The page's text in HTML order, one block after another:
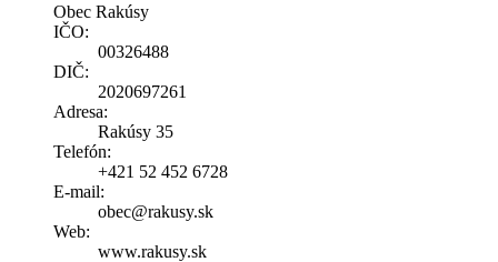
Obec Rakúsy
IČO:
00326488
DIČ:
2020697261
Adresa:
Rakúsy 35
Telefón:
+421 52 452 6728
E-mail:
obec@rakusy.sk
Web:
www.rakusy.sk